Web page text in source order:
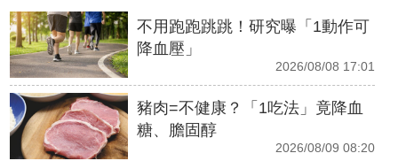
不用跑跑跳跳！研究曝「1動作可
降血壓」
2026/08/08 17:01
豬肉=不健康？「1吃法」竟降血
糖、膽固醇
2026/08/09 08:20